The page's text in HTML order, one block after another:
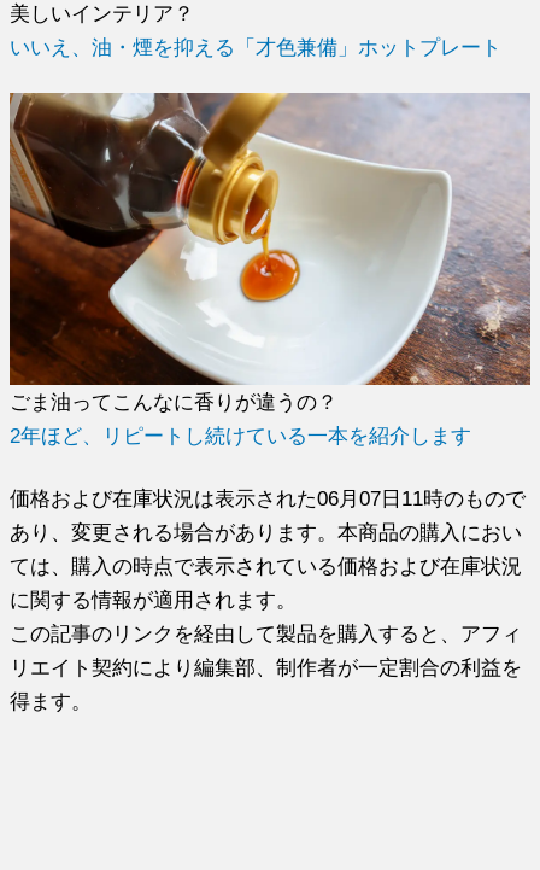
美しいインテリア？
いいえ、油・煙を抑える「才色兼備」ホットプレート
ごま油ってこんなに香りが違うの？
2年ほど、リピートし続けている一本を紹介します
価格および在庫状況は表示された06月07日11時のもので
あり、変更される場合があります。本商品の購入におい
ては、購入の時点で表示されている価格および在庫状況
に関する情報が適用されます。
この記事のリンクを経由して製品を購入すると、アフィ
リエイト契約により編集部、制作者が一定割合の利益を
得ます。